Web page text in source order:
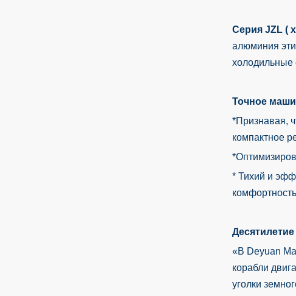
Серия JZL (
алюминия
холодильные
Точное
*Признавая,
компактное
* Тихий и
«В Deyuan
корабли
уголки